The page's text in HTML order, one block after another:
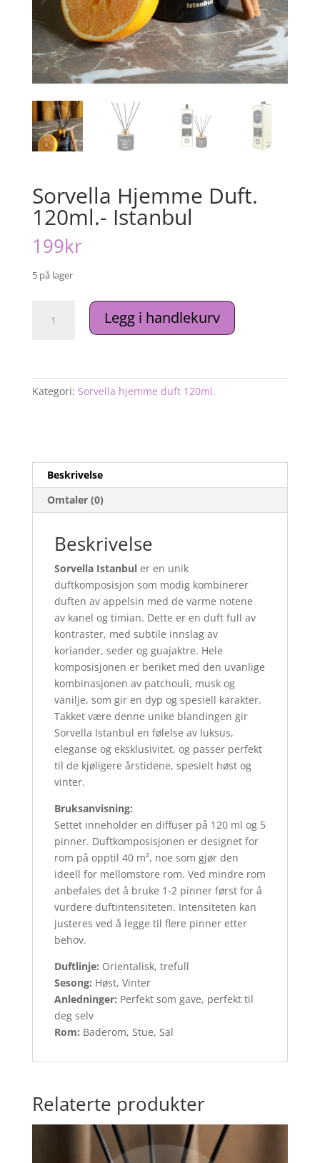
Sorvella Hjemme Duft.
120ml.- Istanbul
199kr
5 på lager
Hjemme
antall
Legg i handlekurv
Kategori: Sorvella hjemme duft 120ml.
Beskrivelse
Omtaler (0)
Beskrivelse
Sorvella Istanbuler en unik
duftkomposisjon som modig kombinerer
duften av appelsin med de varme notene
av kanel og timian. Dette er en duft full av
kontraster, med subtile innslag av
koriander, seder og guajaktre. Hele
komposisjonen er beriket med den uvanlige
kombinasjonen av patchouli, musk og
vanilje, som gir en dyp og spesiell karakter.
Takket være denne unike blandingen gir
Sorvella Istanbul en følelse av luksus,
eleganse og eksklusivitet, og passer perfekt
til de kjøligere årstidene, spesielt høst og
vinter.
Bruksanvisning:
Settet inneholder en diffuser på 120 ml og 5
pinner. Duftkomposisjonen er designet for
rom på opptil 40 m², noe som gjør den
ideell for mellomstore rom. Ved mindre rom
anbefales det å bruke 1-2 pinner først for å
vurdere duftintensiteten. Intensiteten kan
justeres ved å legge til flere pinner etter
behov.
Duftlinje: Orientalisk, trefull
Sesong: Høst, Vinter
Anledninger: Perfekt som gave, perfekt til
deg selv
Rom: Baderom, Stue, Sal
Relaterte produkter